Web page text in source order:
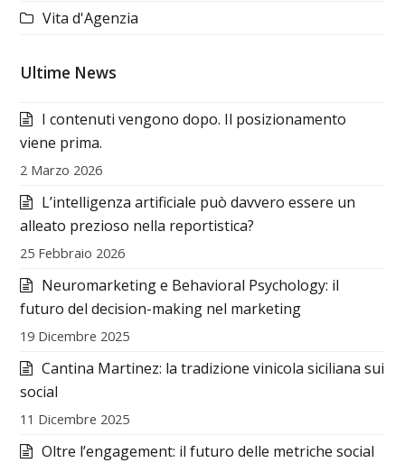
Vita d'Agenzia
Ultime News
I contenuti vengono dopo. Il posizionamento
viene prima.
2 Marzo 2026
L’intelligenza artificiale può davvero essere un
alleato prezioso nella reportistica?
25 Febbraio 2026
Neuromarketing e Behavioral Psychology: il
futuro del decision-making nel marketing
19 Dicembre 2025
Cantina Martinez: la tradizione vinicola siciliana sui
social
11 Dicembre 2025
Oltre l’engagement: il futuro delle metriche social